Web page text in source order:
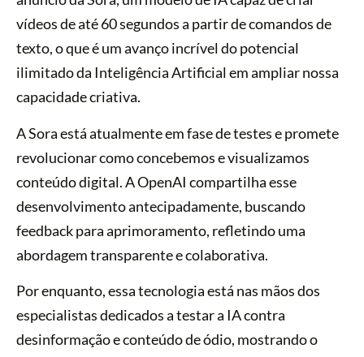
vídeos de até 60 segundos a partir de comandos de
texto, o que é um avanço incrível do potencial
ilimitado da Inteligência Artificial em ampliar nossa
capacidade criativa.
A Sora está atualmente em fase de testes e promete
revolucionar como concebemos e visualizamos
conteúdo digital. A OpenAI compartilha esse
desenvolvimento antecipadamente, buscando
feedback para aprimoramento, refletindo uma
abordagem transparente e colaborativa.
Por enquanto, essa tecnologia está nas mãos dos
especialistas dedicados a testar a IA contra
desinformação e conteúdo de ódio, mostrando o